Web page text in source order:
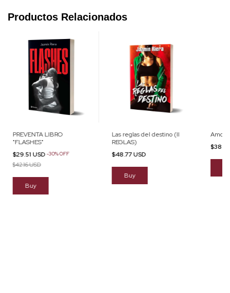
Productos Relacionados
PREVENTA LIBRO
"FLASHES"
$29.51 USD-30%OFF
$42.16 USD
Las reglas del destino (II
REGLAS)
$48.77 USD
Amor